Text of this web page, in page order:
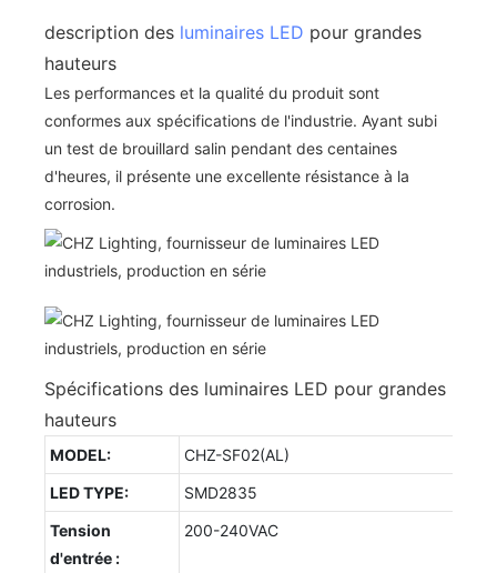
description des luminaires LED pour grandes
hauteurs
Les performances et la qualité du produit sont
conformes aux spécifications de l'industrie. Ayant subi
un test de brouillard salin pendant des centaines
d'heures, il présente une excellente résistance à la
corrosion.
Spécifications des luminaires LED pour grandes
hauteurs
MODEL:
CHZ-SF02(AL)
LED TYPE:
SMD2835
Tension
d'entrée :
200-240VAC